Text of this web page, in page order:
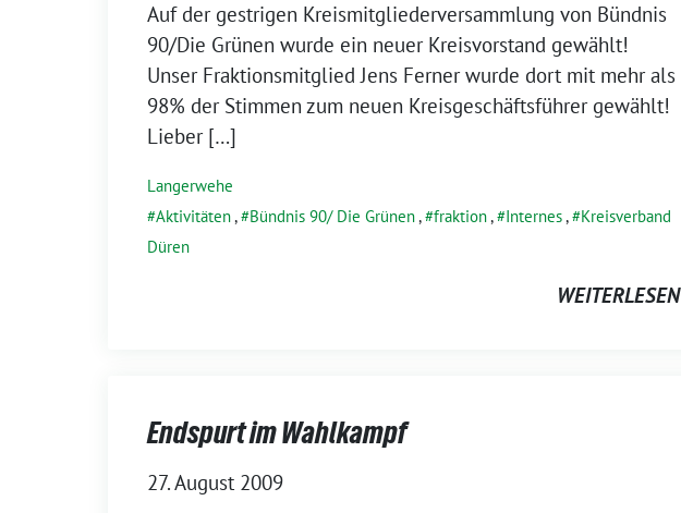
Auf der gestrigen Kreismitgliederversammlung von Bündnis
90/Die Grünen wurde ein neuer Kreisvorstand gewählt!
Unser Fraktionsmitglied Jens Ferner wurde dort mit mehr als
98% der Stimmen zum neuen Kreisgeschäftsführer gewählt!
Lieber […]
Langerwehe
Aktivitäten, Bündnis 90/ Die Grünen, fraktion, Internes,
Kreisverband
Düren
WEITERLESEN
Endspurt im Wahlkampf
27. August 2009